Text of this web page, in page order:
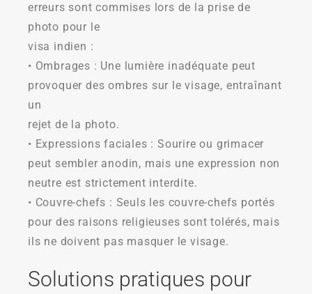
erreurs sont commises lors de la prise de
photo pour le
visa indien :
• Ombrages : Une lumière inadéquate peut
provoquer des ombres sur le visage, entraînant
un
rejet de la photo.
• Expressions faciales : Sourire ou grimacer
peut sembler anodin, mais une expression non
neutre est strictement interdite.
• Couvre-chefs : Seuls les couvre-chefs portés
pour des raisons religieuses sont tolérés, mais
ils ne doivent pas masquer le visage.
Solutions pratiques pour